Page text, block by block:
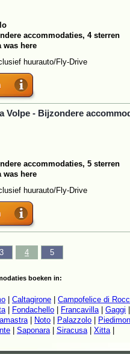
accommodaties, 4 sterren
was here
huurauto/Fly-Drive
Volpe - Bijzondere
accommodaties, 5 sterren
was here
huurauto/Fly-Drive
3 4 5
boeken in:
Caltagirone Campofelice di
| Fondachello Francavilla| Gaggi
| Noto Palazzolo
Saponara| Siracusa| Xitta|